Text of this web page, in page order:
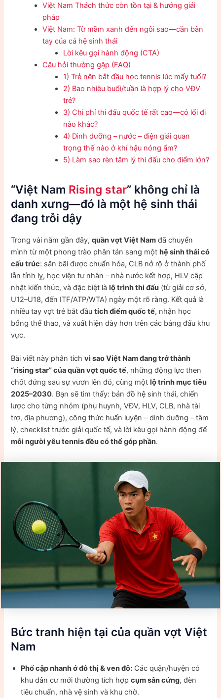
Việt Nam Thách thức còn tồn tại & hướng giải
pháp
Việt Nam: Từ mầm xanh đến ngôi sao—cần bàn
tay của cả hệ sinh thái
Lời kêu gọi hành động (CTA)
Câu hỏi thường gặp (FAQ)
1) Trẻ nên bắt đầu học tennis lúc mấy tuổi?
2) Bao nhiêu buổi/tuần là hợp lý cho VĐV
trẻ?
3) Chi phí thi đấu quốc tế rất cao—có lối đi
nào khác?
4) Dinh dưỡng – nước – điện giải quan
trọng thế nào ở khí hậu nóng ẩm?
5) Làm sao rèn tâm lý thi đấu cho điểm lớn?
“Việt Nam Rising star” không chỉ là
danh xưng—đó là một hệ sinh thái
đang trỗi dậy
Trong vài năm gần đây,quần vợt Việt Nam đã chuyển
mình từ một phong trào phân tán sang mộthệ sinh thái có
cấu trúc: sân bãi được chuẩn hóa, CLB nở rộ ở thành phố
lẫn tỉnh lỵ, học viện tư nhân – nhà nước kết hợp, HLV cập
nhật kiến thức, và đặc biệt làlộ trình thi đấu (từ giải cơ sở,
U12–U18, đến ITF/ATP/WTA) ngày một rõ ràng. Kết quả là
nhiều tay vợt trẻ bắt đầutích điểm quốc tế, nhận học
bổng thể thao, và xuất hiện dày hơn trên các bảng đấu khu
vực.
Bài viết này phân tíchvì sao Việt Nam đang trở thành
“rising star” của quần vợt quốc tế, những động lực then
chốt đứng sau sự vươn lên đó, cùng mộtlộ trình mục tiêu
2025–2030. Bạn sẽ tìm thấy: bản đồ hệ sinh thái, chiến
lược cho từng nhóm (phụ huynh, VĐV, HLV, CLB, nhà tài
trợ, địa phương), công thức huấn luyện – dinh dưỡng – tâm
lý, checklist trước giải quốc tế, và lời kêu gọi hành động để
mỗi người yêu tennis đều có thể góp phần.
Bức tranh hiện tại của quần vợt Việt
Nam
Phổ cập nhanh ở đô thị & ven đô: Các quận/huyện có
khu dân cư mới thường tích hợpcụm sân cứng, đèn
tiêu chuẩn, nhà vệ sinh và khu chờ.